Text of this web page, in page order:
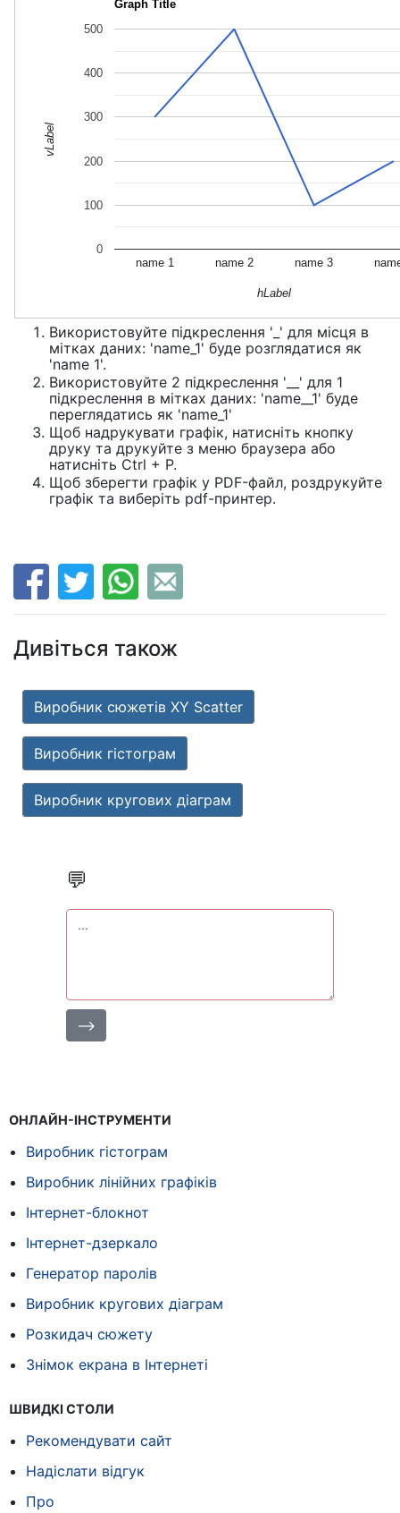
Graph Title
name 1 name 2 name 3
0
100
200
300
400
500
hLabel
vLabel
Використовуйте підкреслення '_' для місця в
мітках даних: 'name_1' буде розглядатися як
'name 1'.
Використовуйте 2 підкреслення '__' для 1
підкреслення в мітках даних: 'name__1' буде
переглядатись як 'name_1'
Щоб надрукувати графік, натисніть кнопку
друку та друкуйте з меню браузера або
натисніть Ctrl + P.
Щоб зберегти графік у PDF-файл, роздрукуйте
графік та виберіть pdf-принтер.
Дивіться також
Виробник сюжетів XY Scatter
Виробник гістограм
Виробник кругових діаграм
💬
⟶
ОНЛАЙН-ІНСТРУМЕНТИ
Виробник гістограм
Виробник лінійних графіків
Інтернет-блокнот
Інтернет-дзеркало
Генератор паролів
Виробник кругових діаграм
Розкидач сюжету
Знімок екрана в Інтернеті
ШВИДКІ СТОЛИ
Рекомендувати сайт
Надіслати відгук
Про